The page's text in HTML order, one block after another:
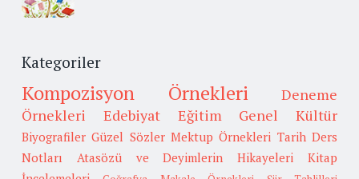
Kategoriler
Kompozisyon Örnekleri
Deneme
Örnekleri
Edebiyat Eğitim Genel Kültür
Biyografiler Güzel Sözler Mektup Örnekleri Tarih Ders
Notları
Atasözü ve Deyimlerin Hikayeleri
Kitap